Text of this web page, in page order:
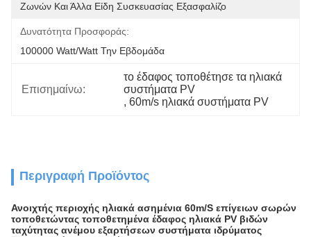
Ζωνών Και Άλλα Είδη Συσκευασίας Εξασφαλίζο
Δυνατότητα Προσφοράς:
100000 Watt/Watt Την Εβδομάδα
Επισημαίνω:
το έδαφος τοποθέτησε τα ηλιακά
συστήματα PV
, 60m/s ηλιακά συστήματα PV
Περιγραφή Προϊόντος
Ανοιχτής περιοχής ηλιακά ασημένια 60m/S επίγειων σωρών
τοποθετώντας τοποθετημένα έδαφος ηλιακά PV βιδών
ταχύτητας ανέμου εξαρτήσεων συστήματα ιδρύματος